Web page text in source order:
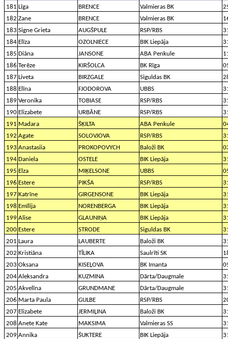
181 Līga BRENCE Valmieras BK
182 Zane BRENCE Valmieras BK
183 Signe Grieta AUGŠPULE RSP/RBS
184 Elīza OZOLNIECE BIK Liepāja
185 Diāna JANSONE ABA Penkule
186 Terēze KIRŠOLCA BK Rīga
187 Liveta BIRZGALE Siguldas BK
188 Elīna FJODOROVA UBBS
189 Veronika TOBIASE RSP/RBS
190 Elizabete URBĀNE RSP/RBS
191 Madara ŠĶILTA ABA Penkule
192 Agate SOLOVJOVA RSP/RBS
193 Anastasiia PROKOPOVYCH Baloži BK
194 Daniela OSTELE BIK Liepāja
195 Elza MIĶELSONE UBBS
196 Estere PIKŠA RSP/RBS
197 Katrīne GIRGENSONE BIK Liepāja
198 Emīlija NORENBERGA BIK Liepāja
199 Alise GLAUNIŅA BIK Liepāja
200 Estere STRODE Siguldas BK
201 Laura LAUBERTE Baloži BK
202 Kristiāna TĪLIKA Saulrīti SK
203 Oksana KISEĻOVA BK Imanta
204 Aleksandra KUZMINA Dārta/Daugmale
205 Akvelīna GRUNDMANE Dārta/Daugmale
206 Marta Paula GULBE RSP/RBS
207 Elizabete JERMIĻINA Baloži BK
208 Anete Kate MAKSIMA Valmieras SS
209 Annika ŠUKTERE BIK Liepāja